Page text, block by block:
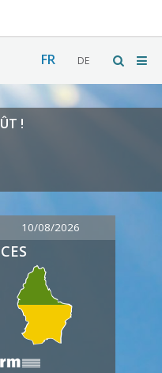
FR DE
!
10/08/2026